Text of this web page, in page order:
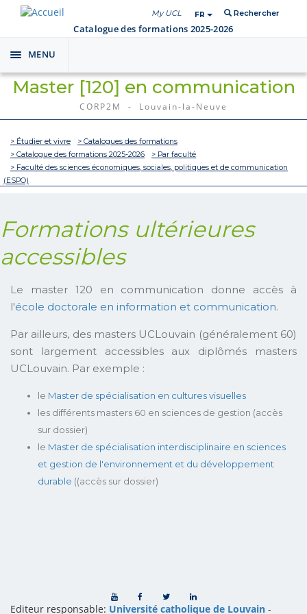
My UCL FR Rechercher
Catalogue des formations 2025-2026
Toggle
navigation
MENU
Master [120] en communication
CORP2M - Louvain-la-Neuve
> Étudier et vivre
> Catalogues des formations
> Catalogue des formations 2025-2026
> Par faculté
> Faculté des sciences économiques, sociales, politiques et de communication
(ESPO)
Formations ultérieures
accessibles
Le master 120 en communication donne accès à
l'école doctorale en information et communication.
Par ailleurs, des masters UCLouvain (généralement 60)
sont largement accessibles aux diplômés masters
UCLouvain. Par exemple :
le Master de spécialisation en cultures visuelles
les différents masters 60 en sciences de gestion (accès
sur dossier)
le Master de spécialisation interdisciplinaire en sciences
et gestion de l'environnement et du développement
durable ((accès sur dossier)
Editeur responsable: Université catholique de Louvain -